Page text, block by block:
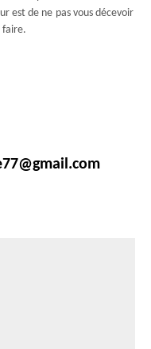
est de ne pas vous décevoir
faire.